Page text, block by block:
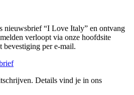
nieuwsbrief “I Love Italy” en ontvang
verloopt via onze hoofdsite
per e-mail.
Details vind je in ons